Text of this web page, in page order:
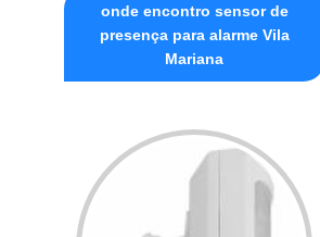
onde encontro sensor de
presença para alarme Vila
Mariana